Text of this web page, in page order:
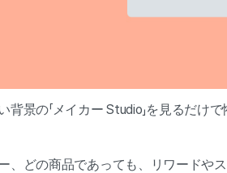
景の「メイカー Studio」を見るだけ
、どの商品であっても、リワードや